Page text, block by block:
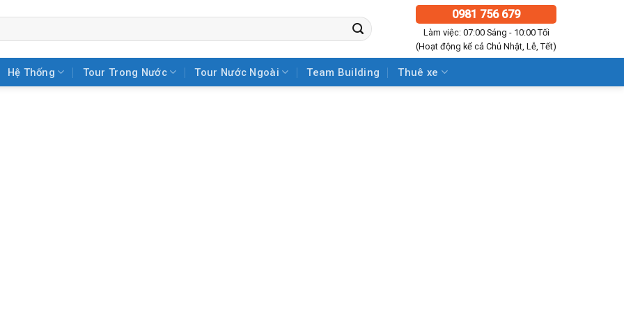
0981 756 679
Làm việc: 07:00 Sáng - 10:00 Tối
(Hoạt động kể cả Chủ Nhật, Lễ, Tết)
Hệ Thống Tour Trong Nước Tour Nước Ngoài Team Building Thuê xe